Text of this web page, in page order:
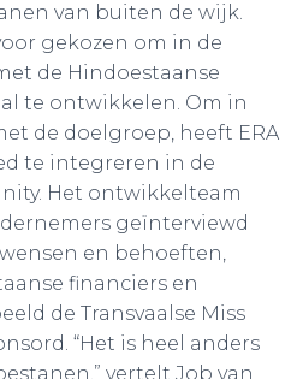
van buiten de wijk.
gekozen om in de
de Hindoestaanse
te ontwikkelen. Om in
de doelgroep, heeft ERA
te integreren in de
Het ontwikkelteam
geïnterviewd
en behoeften,
financiers en
de Transvaalse Miss
“Het is heel anders
vertelt Job van